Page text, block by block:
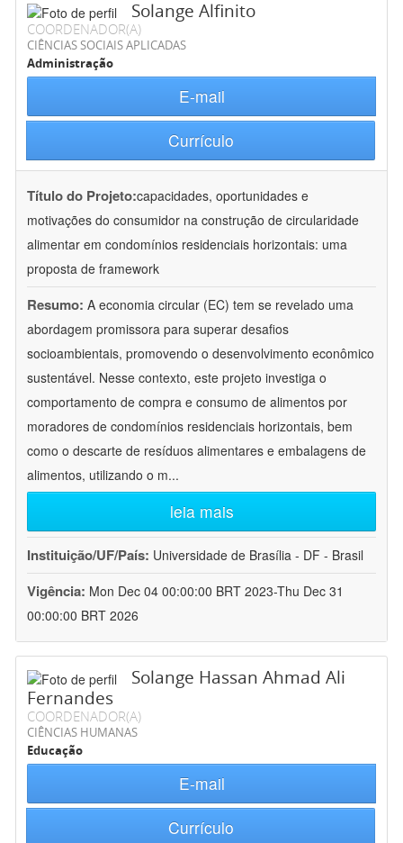
Solange Alfinito
COORDENADOR(A)
CIÊNCIAS SOCIAIS APLICADAS
Administração
E-mail
Currículo
Título do Projeto:capacidades, oportunidades e
motivações do consumidor na construção de circularidade
alimentar em condomínios residenciais horizontais: uma
proposta de framework
Resumo: A economia circular (EC) tem se revelado uma
abordagem promissora para superar desafios
socioambientais, promovendo o desenvolvimento econômico
sustentável. Nesse contexto, este projeto investiga o
comportamento de compra e consumo de alimentos por
moradores de condomínios residenciais horizontais, bem
como o descarte de resíduos alimentares e embalagens de
alimentos, utilizando o m...
leia mais
Instituição/UF/País: Universidade de Brasília - DF - Brasil
Vigência: Mon Dec 04 00:00:00 BRT 2023-Thu Dec 31
00:00:00 BRT 2026
Solange Hassan Ahmad Ali
Fernandes
COORDENADOR(A)
CIÊNCIAS HUMANAS
Educação
E-mail
Currículo